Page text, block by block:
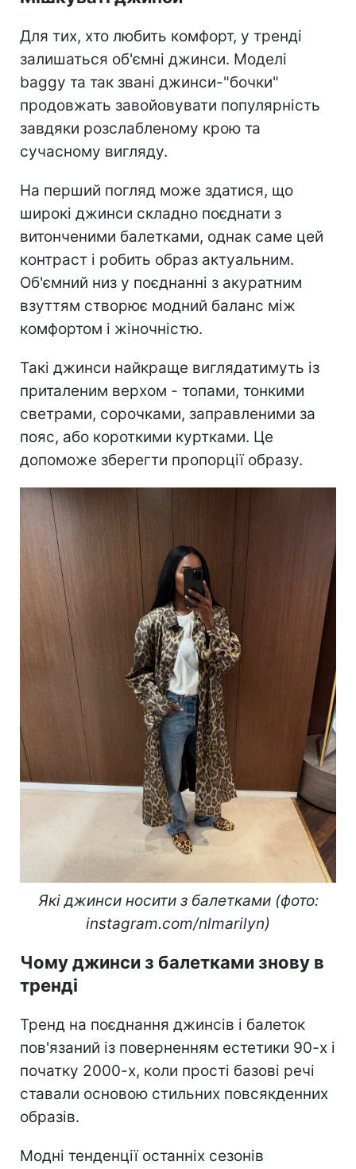
Для тих, хто любить комфорт, у тренді
залишаться об'ємні джинси. Моделі
baggy та так звані джинси-"бочки"
продовжать завойовувати популярність
завдяки розслабленому крою та
сучасному вигляду.
На перший погляд може здатися, що
широкі джинси складно поєднати з
витонченими балетками, однак саме цей
контраст і робить образ актуальним.
Об'ємний низ у поєднанні з акуратним
взуттям створює модний баланс між
комфортом і жіночністю.
Такі джинси найкраще виглядатимуть із
приталеним верхом - топами, тонкими
светрами, сорочками, заправленими за
пояс, або короткими куртками. Це
допоможе зберегти пропорції образу.
Які джинси носити з балетками (фото:
instagram.com/nlmarilyn)
Чому джинси з балетками знову в
тренді
Тренд на поєднання джинсів і балеток
пов'язаний із поверненням естетики 90-х і
початку 2000-х, коли прості базові речі
ставали основою стильних повсякденних
образів.
Модні тенденції останніх сезонів